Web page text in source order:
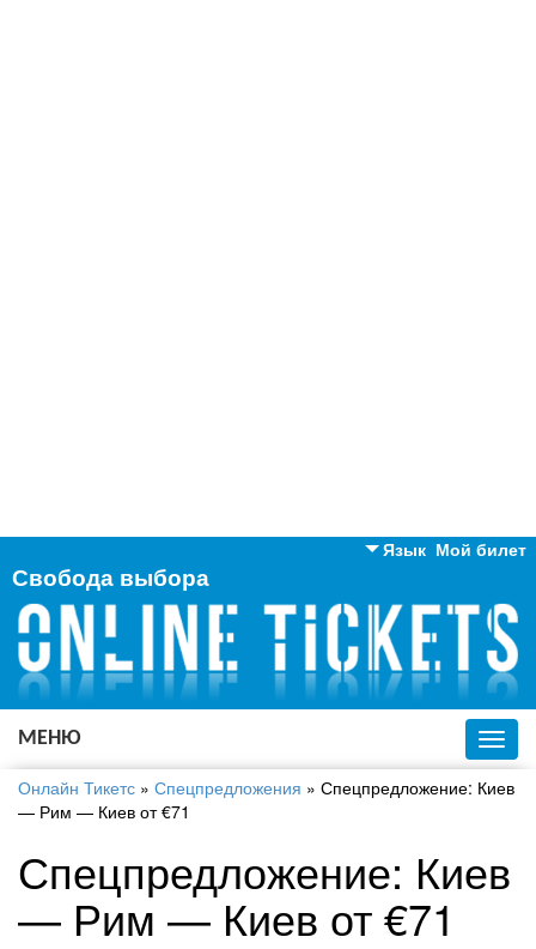
Мой билет
Язык
Английский
Русский
Украинский
Свобода выбора
МЕНЮ
Онлайн Тикетс » Спецпредложения » Спецпредложение: Киев
— Рим — Киев от €71
Спецпредложение: Киев
— Рим — Киев от €71